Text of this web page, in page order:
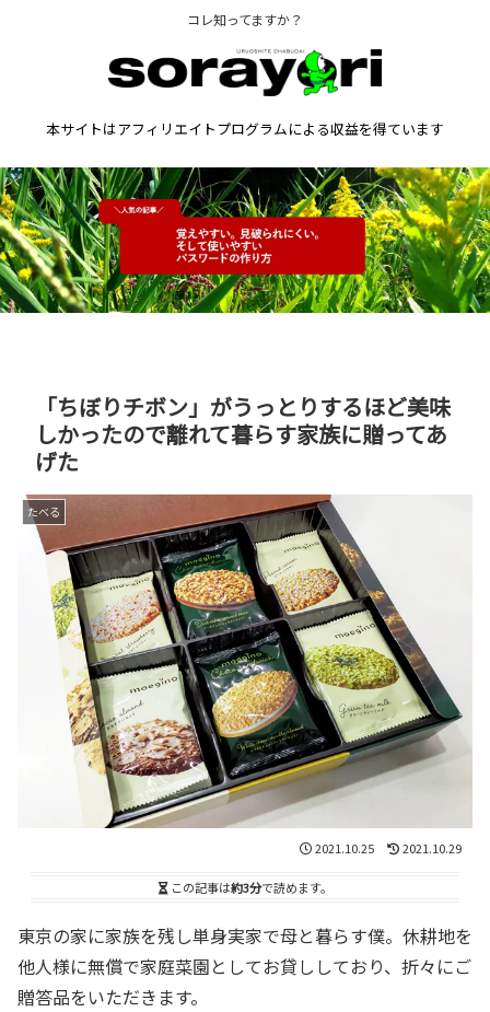
コレ知ってますか？
本サイトはアフィリエイトプログラムによる収益を得ています
「ちぼりチボン」がうっとりするほど美味
しかったので離れて暮らす家族に贈ってあ
げた
たべる
2021.10.25 2021.10.29
この記事は約3分で読めます。
東京の家に家族を残し単身実家で母と暮らす僕。休耕地を
他人様に無償で家庭菜園としてお貸ししており、折々にご
贈答品をいただきます。